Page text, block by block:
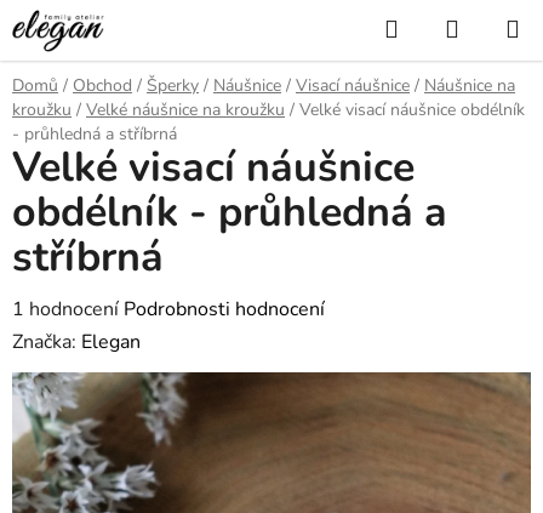
Přejít
na
obsah
Hledat
KOŠÍK
Domů / Obchod / Šperky / Náušnice / Visací náušnice / Náušnice na
kroužku / Velké náušnice na kroužku / Velké visací náušnice obdélník
- průhledná a stříbrná
Velké visací náušnice
obdélník - průhledná a
stříbrná
Průměrné
hodnocení
produktu
je
5,0
z
5
1 hodnocení Podrobnosti hodnocení
Značka: Elegan